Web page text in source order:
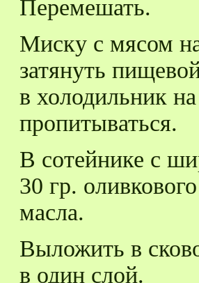
Перемешать.
Миску с мясом
затянуть
в холодильник
пропитываться.
В сотейнике с
30 гр.
масла.
Выложить в
в один слой.